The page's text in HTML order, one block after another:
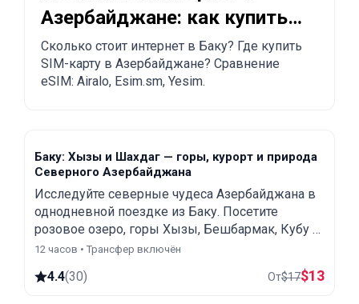
Азербайджане: как купить
SIM-карту и eSIM в Баку
Сколько стоит интернет в Баку? Где купить
SIM-карту в Азербайджане? Сравнение
eSIM: Airalo, Esim.sm, Yesim.
Баку: Хызы и Шахдаг — горы, курорт и природа
Северного Азербайджана
Исследуйте северные чудеса Азербайджана в
однодневной поездке из Баку. Посетите
розовое озеро, горы Хызы, Бешбармак, Кубу и
горный курорт Шахдаг.
12 часов • Трансфер включён
4.4(30) От$17$13